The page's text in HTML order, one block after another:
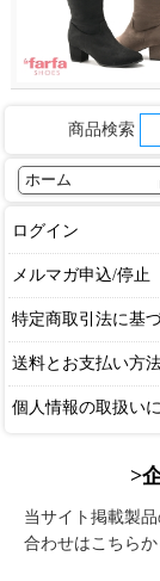
商品検索
ホーム
ログイン
メルマガ申込/停止
特定商取引法に基
送料とお支払い方
個人情報の取扱い
>
当サイト掲載製
合わせはこちらか